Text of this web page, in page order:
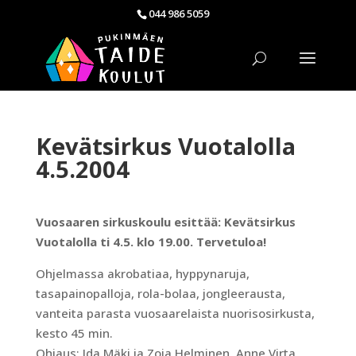
044 986 5059
Kevätsirkus Vuotalolla
4.5.2004
Vuosaaren sirkuskoulu esittää: Kevätsirkus
Vuotalolla ti 4.5. klo 19.00. Tervetuloa!
Ohjelmassa akrobatiaa, hyppynaruja,
tasapainopalloja, rola-bolaa, jongleerausta,
vanteita parasta vuosaarelaista nuorisosirkusta,
kesto 45 min.
Ohjaus: Ida Mäki ja Zoja Helminen, Anne Virta